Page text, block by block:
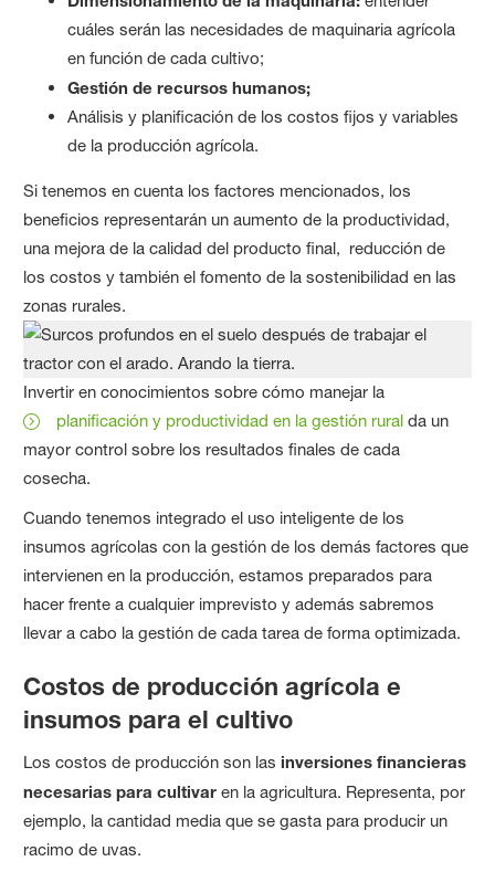
cuáles serán las necesidades de maquinaria agrícola
en función de cada cultivo;
Gestión de recursos humanos;
Análisis y planificación de los costos fijos y variables
de la producción agrícola.
Si tenemos en cuenta los factores mencionados, los
beneficios representarán un aumento de la productividad,
una mejora de la calidad del producto final, reducción de
los costos y también el fomento de la sostenibilidad en las
zonas rurales.
Invertir en conocimientos sobre cómo manejar la
planificación y productividad en la gestión rural da un
mayor control sobre los resultados finales de cada
cosecha.
Cuando tenemos integrado el uso inteligente de los
insumos agrícolas con la gestión de los demás factores que
intervienen en la producción, estamos preparados para
hacer frente a cualquier imprevisto y además sabremos
llevar a cabo la gestión de cada tarea de forma optimizada.
Costos de producción agrícola e
insumos para el cultivo
Los costos de producción son lasinversiones financieras
necesarias para cultivar en la agricultura. Representa, por
ejemplo, la cantidad media que se gasta para producir un
racimo de uvas.